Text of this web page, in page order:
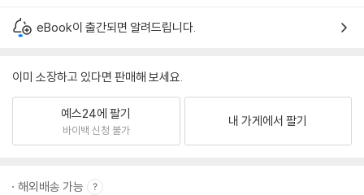
eBook이 출간되면 알려드립니다.
이미 소장하고 있다면 판매해 보세요.
예스24에 팔기
바이백 신청 불가
내 가게에서 팔기
해외배송 가능